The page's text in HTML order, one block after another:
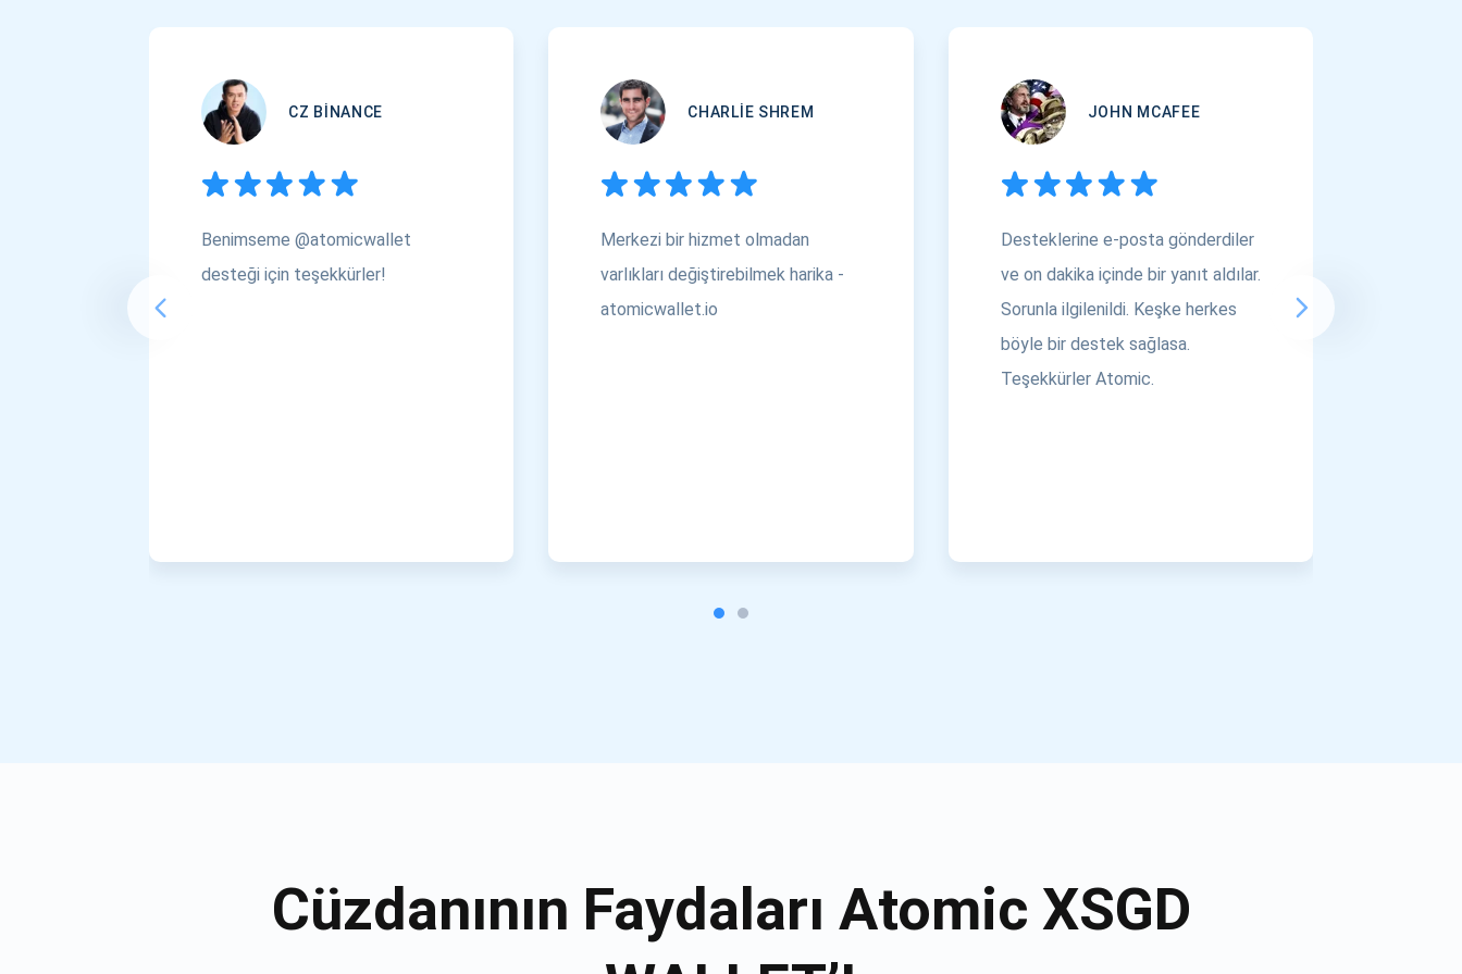
CZ BINANCE
Benimseme @atomicwallet
desteği için teşekkürler!
CHARLIE SHREM
Merkezi bir hizmet olmadan
varlıkları değiştirebilmek harika -
atomicwallet.io
JOHN MCAFEE
Desteklerine e-posta gönderdiler
ve on dakika içinde bir yanıt aldılar.
Sorunla ilgilenildi. Keşke herkes
böyle bir destek sağlasa.
Teşekkürler Atomic.
Cüzdanının Faydaları Atomic XSGD